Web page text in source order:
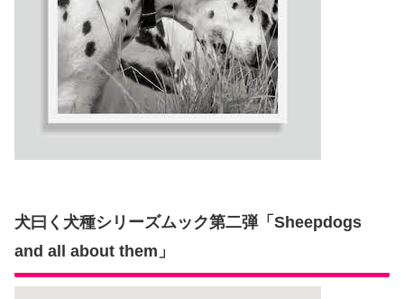
犬曰く犬種シリーズムック第二弾「Sheepdogs
and all about them」